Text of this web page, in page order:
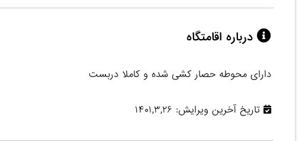
درباره اقامتگاه
دارای محوطه حصار کشی شده و کاملا دربست
تاریخ آخرین ویرایش: ۱۴۰۱,۳,۲۶